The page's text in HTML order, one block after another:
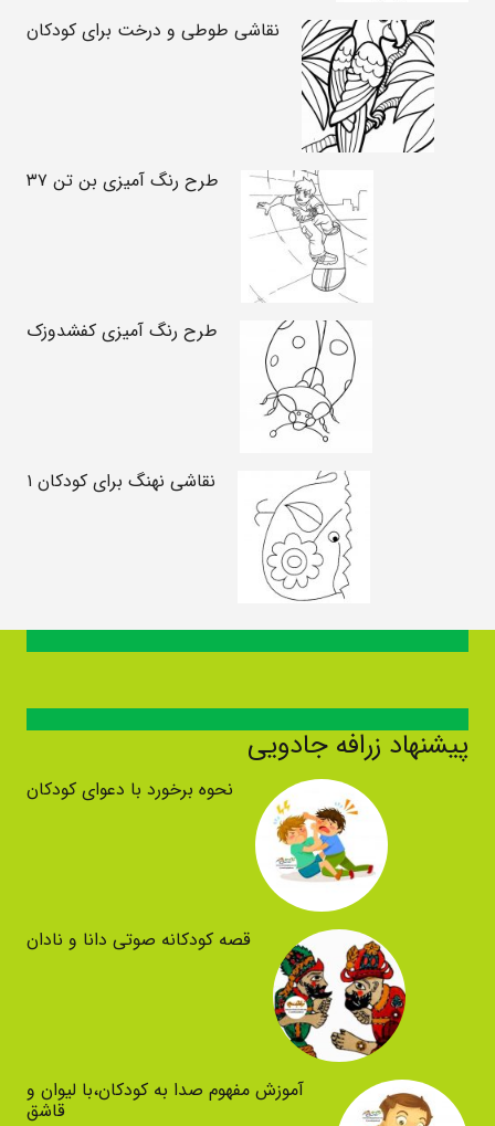
نقاشی طوطی و درخت برای کودکان
طرح رنگ آمیزی بن تن ۳۷
طرح رنگ آمیزی کفشدوزک
نقاشی نهنگ برای کودکان ۱
پیشنهاد زرافه جادویی
نحوه برخورد با دعوای کودکان
قصه کودکانه صوتی دانا و نادان
آموزش مفهوم صدا به کودکان،با لیوان و
قاشق